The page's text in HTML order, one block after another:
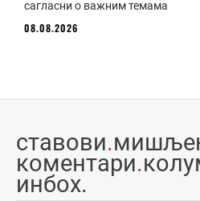
сагласни о важним темама
08.08.2026
ставови.
коментари.
инбоx.